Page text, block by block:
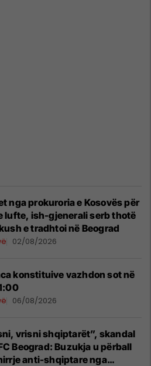
nga prokuroria e Kosovës për
lufte, ish-gjenerali serb thotë
e tradhtoi në Beograd
02/08/2026
konstituive vazhdon sot në
06/08/2026
vrisni shqiptarët”, skandal
Beograd: Buzukja u përball
anti-shqiptare nga